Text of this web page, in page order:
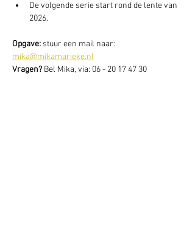
De volgende serie start rond de lente van
2026.
Opgave: stuur een mail naar:
mika@mikamarieke.nl
Vragen? Bel Mika, via: 06 - 20 17 47 30